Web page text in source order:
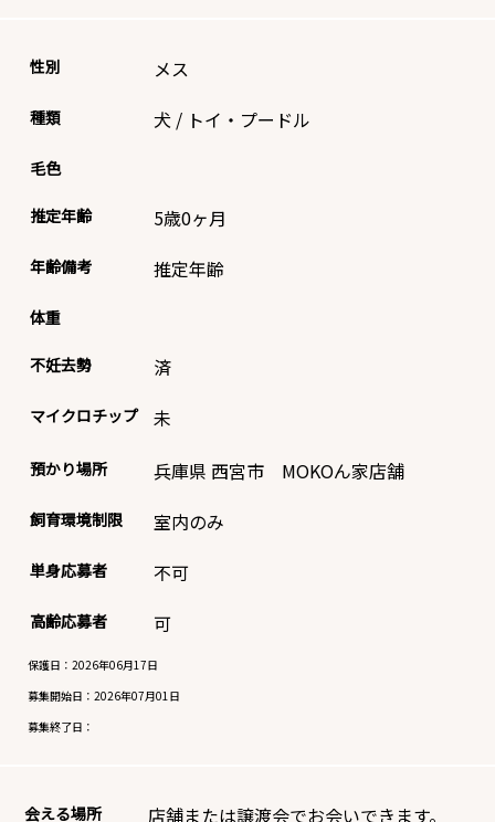
性別 メス
種類 犬 / トイ・プードル
毛色
推定年齢 5歳0ヶ月
年齢備考 推定年齢
体重
不妊去勢 済
マイクロチップ 未
預かり場所 兵庫県 西宮市 MOKOん家店舗
飼育環境制限 室内のみ
単身応募者 不可
高齢応募者 可
保護日：2026年06月17日
募集開始日： 2026年07月01日
募集終了日：
会える場所 店舗または譲渡会でお会いできます。